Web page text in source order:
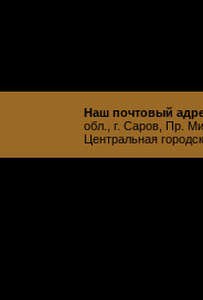
Наш почтовый
обл., г. Саров, Пр.
Центральная